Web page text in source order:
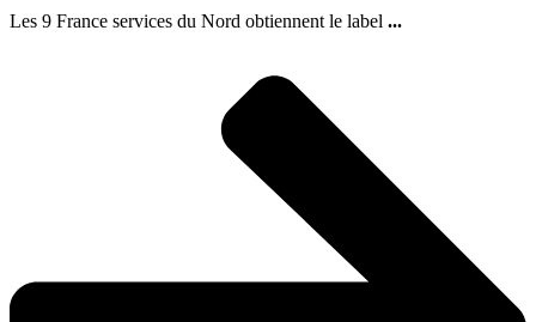
Les 9 France services du Nord obtiennent le label ...